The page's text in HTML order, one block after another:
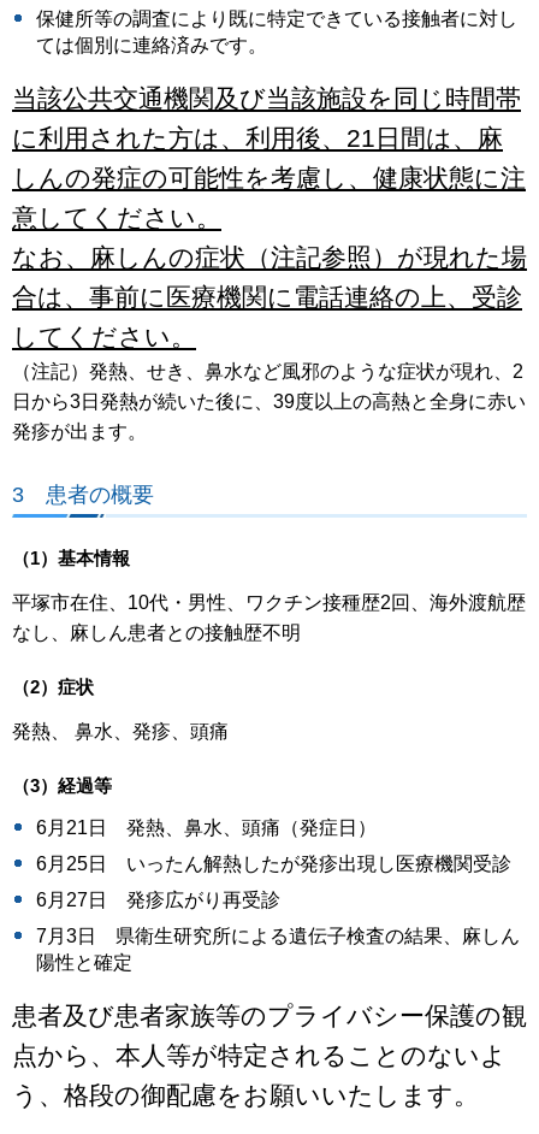
保健所等の調査により既に特定できている接触者に対し
ては個別に連絡済みです。
当該公共交通機関及び当該施設を同じ時間帯
に利用された方は、利用後、21日間は、麻
しんの発症の可能性を考慮し、健康状態に注
意してください。
なお、麻しんの症状（注記参照）が現れた場
合は、事前に医療機関に電話連絡の上、受診
してください。
（注記）発熱、せき、鼻水など風邪のような症状が現れ、2
日から3日発熱が続いた後に、39度以上の高熱と全身に赤い
発疹が出ます。
3 患者の概要
（1）基本情報
平塚市在住、10代・男性、ワクチン接種歴2回、海外渡航歴
なし、麻しん患者との接触歴不明
（2）症状
発熱、 鼻水、発疹、頭痛
（3）経過等
6月21日 発熱、鼻水、頭痛（発症日）
6月25日 いったん解熱したが発疹出現し医療機関受診
6月27日 発疹広がり再受診
7月3日 県衛生研究所による遺伝子検査の結果、麻しん
陽性と確定
患者及び患者家族等のプライバシー保護の観
点から、本人等が特定されることのないよ
う、格段の御配慮をお願いいたします。